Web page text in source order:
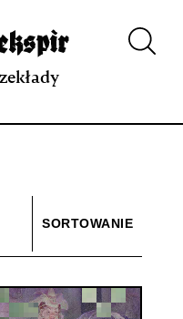
Aplikacja
SORTOWANIE